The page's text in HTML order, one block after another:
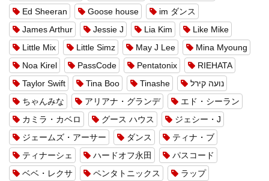
Ed Sheeran
Goose house
im ダンス
James Arthur
Jessie J Lia Kim
Like Mike
Little Mix
Little Simz May J Lee
Mina Myoung
Noa Kirel
PassCode Pentatonix
RIEHATA
Taylor Swift
Tina Boo Tinashe
נועה קירל
ちゃんみな
アリアナ・グランデ
エド・シーラン
カミラ・カベロ
グース ハウス
ジェシー・J
ジェームズ・アーサー
ダンス
ティナ・ブ
ティナーシェ
ハードオフ永田
パスコード
ベベ・レクサ
ペンタトニックス
ラップ